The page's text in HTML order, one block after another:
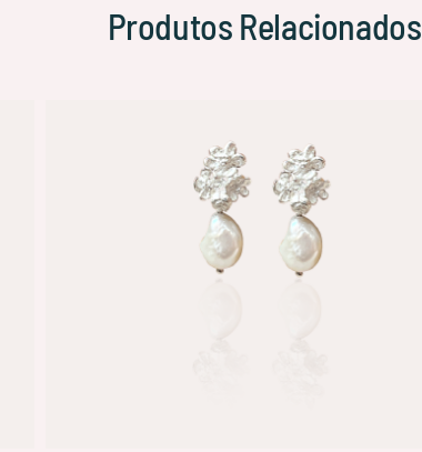
Produtos Relacionados
SELECT OPTIONS QUICK VIEW